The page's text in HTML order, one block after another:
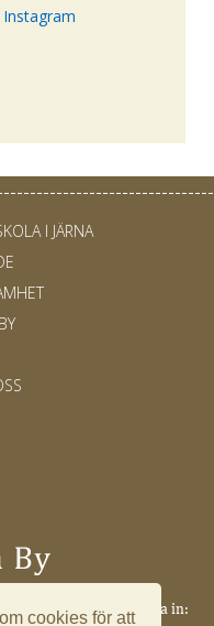
I JÄRNA
cookies för att
08 551 501 49 ·Logga in: